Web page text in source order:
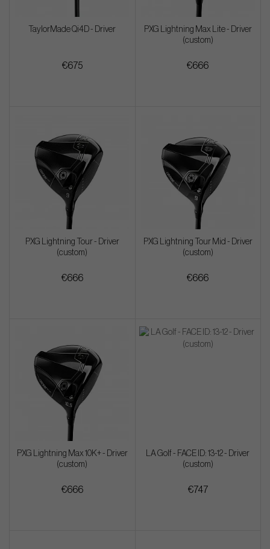
TaylorMade Qi4D - Driver
€675
PXG Lightning Max Lite - Driver
(custom)
€666
PXG Lightning Tour - Driver
(custom)
€666
PXG Lightning Tour Mid - Driver
(custom)
€666
PXG Lightning Max 10K+ - Driver
(custom)
€666
LA Golf - FACE ID: 13-12 - Driver
(custom)
€747